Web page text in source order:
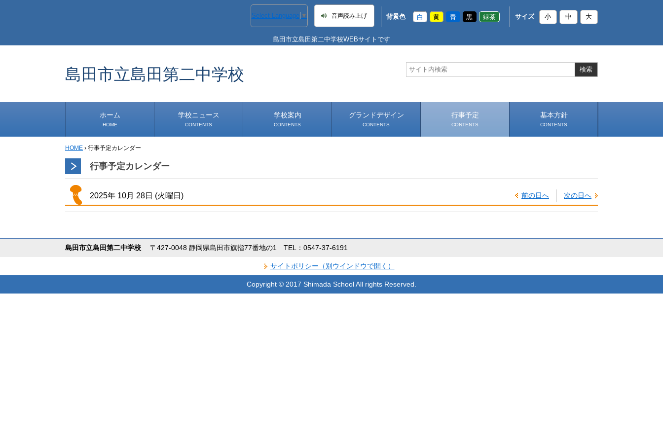
Select Language ▼ 音声読み上げ 背景色 白 黄 青 黒 緑茶 サイズ 小 中 大
島田市立島田第二中学校WEBサイトです
島田市立島田第二中学校
ホーム
HOME
学校ニュース
CONTENTS
学校案内
CONTENTS
グランドデザイン
CONTENTS
行事予定
CONTENTS
基本方針
CONTENTS
HOME › 行事予定カレンダー
行事予定カレンダー
2025年 10月 28日 (火曜日) 前の日へ 次の日へ
島田市立島田第二中学校 〒427-0048 静岡県島田市旗指77番地の1 TEL：0547-37-6191
サイトポリシー（別ウインドウで開く）
Copyright © 2017 Shimada School All rights Reserved.